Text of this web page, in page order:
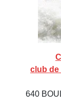
club de
640